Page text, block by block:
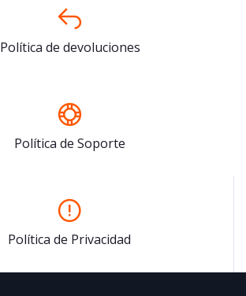
Política de devoluciones
Política de Soporte
Política de Privacidad